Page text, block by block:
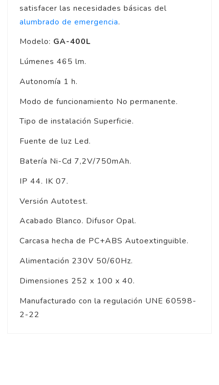
satisfacer las necesidades básicas del
alumbrado de emergencia.
Modelo: GA-400L
Lúmenes 465 lm.
Autonomía 1 h.
Modo de funcionamiento No permanente.
Tipo de instalación Superficie.
Fuente de luz Led.
Batería Ni-Cd 7,2V/750mAh.
IP 44. IK 07.
Versión Autotest.
Acabado Blanco. Difusor Opal.
Carcasa hecha de PC+ABS Autoextinguible.
Alimentación 230V 50/60Hz.
Dimensiones 252 x 100 x 40.
Manufacturado con la regulación UNE 60598-
2-22